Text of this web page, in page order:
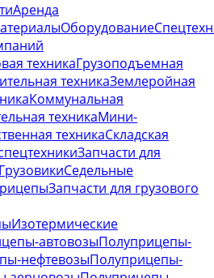
Аренда
Оборудование
техникаГрузоподъемная
техникаЗемлеройная
Коммунальная
техникаМини-
техникаСкладская
Запчасти для
ГрузовикиСедельные
Запчасти для грузового
Изотермические
автовозыПолуприцепы-
нефтевозыПолуприцепы-